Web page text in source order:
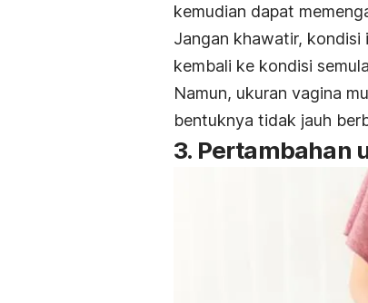
kemudian dapat
Jangan khawatir, kondisi
kembali ke kondisi
Namun, ukuran vagina
bentuknya tidak jauh
3. Pertambahan